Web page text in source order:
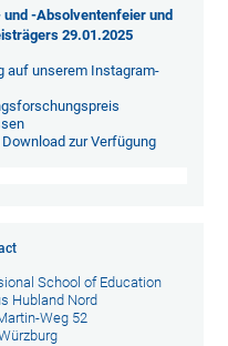
-Absolventenfeier und
29.01.2025
auf unserem Instagram-
zur Verfügung
School of Education
Hubland Nord
Weg 52